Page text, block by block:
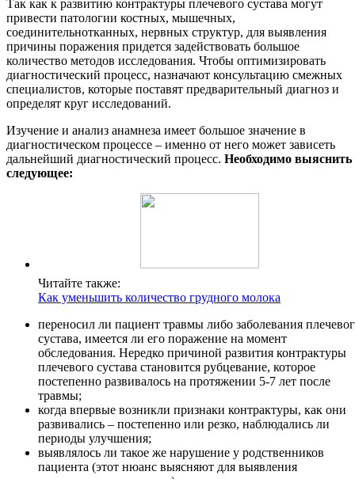
Так как к развитию контрактуры плечевого сустава могут
привести патологии костных, мышечных,
соединительнотканных, нервных структур, для выявления
причины поражения придется задействовать большое
количество методов исследования. Чтобы оптимизировать
диагностический процесс, назначают консультацию смежных
специалистов, которые поставят предварительный диагноз и
определят круг исследований.
Изучение и анализ анамнеза имеет большое значение в
диагностическом процессе – именно от него может зависеть
дальнейший диагностический процесс. Необходимо выяснить
следующее:
Читайте также:
Как уменьшить количество грудного молока
переносил ли пациент травмы либо заболевания
сустава, имеется ли его поражение на момент
обследования. Нередко причиной развития контрактуры
плечевого сустава становится рубцевание, которое
постепенно развивалось на протяжении 5-7 лет после
травмы;
когда впервые возникли признаки контрактуры, как они
развивались – постепенно или резко, наблюдались ли
периоды улучшения;
выявлялось ли такое же нарушение у родственников
пациента (этот нюанс выясняют для выявления